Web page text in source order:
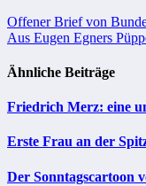
Offener Brief von
Aus Eugen Egners
Ähnliche Beiträge
Friedrich Merz: eine
Erste Frau an der
Der Sonntagscartoon